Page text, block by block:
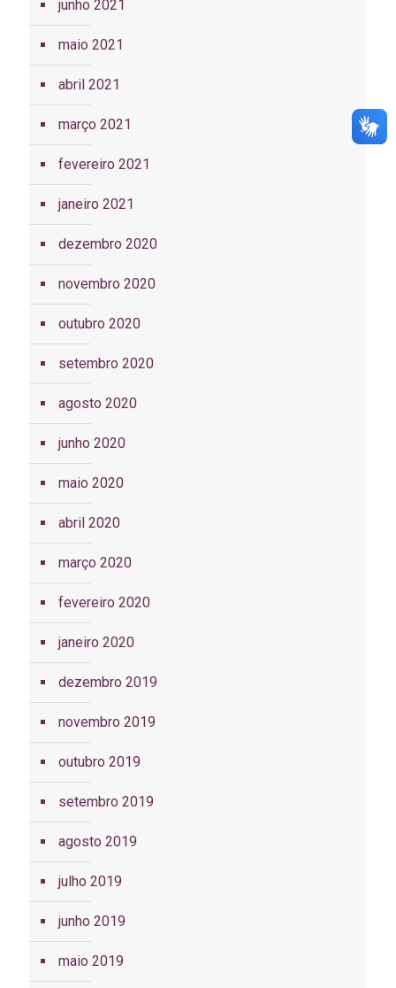
junho 2021
maio 2021
abril 2021
março 2021
fevereiro 2021
janeiro 2021
dezembro 2020
novembro 2020
outubro 2020
setembro 2020
agosto 2020
junho 2020
maio 2020
abril 2020
março 2020
fevereiro 2020
janeiro 2020
dezembro 2019
novembro 2019
outubro 2019
setembro 2019
agosto 2019
julho 2019
junho 2019
maio 2019